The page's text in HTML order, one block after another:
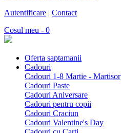
Autentificare | Contact
Cosul meu - 0
Oferta saptamanii
Cadouri
Cadouri 1-8 Martie - Martisor
Cadouri Paste
Cadouri Aniversare
Cadouri pentru copii
Cadouri Craciun
Cadouri Valentine's Day